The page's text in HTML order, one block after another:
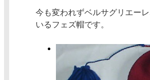
今も変われずベルサグリエー
いるフェズ帽です。